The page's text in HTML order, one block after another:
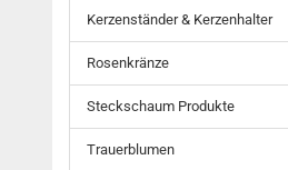
Kerzenständer & Kerzenhalter
Rosenkränze
Steckschaum Produkte
Trauerblumen